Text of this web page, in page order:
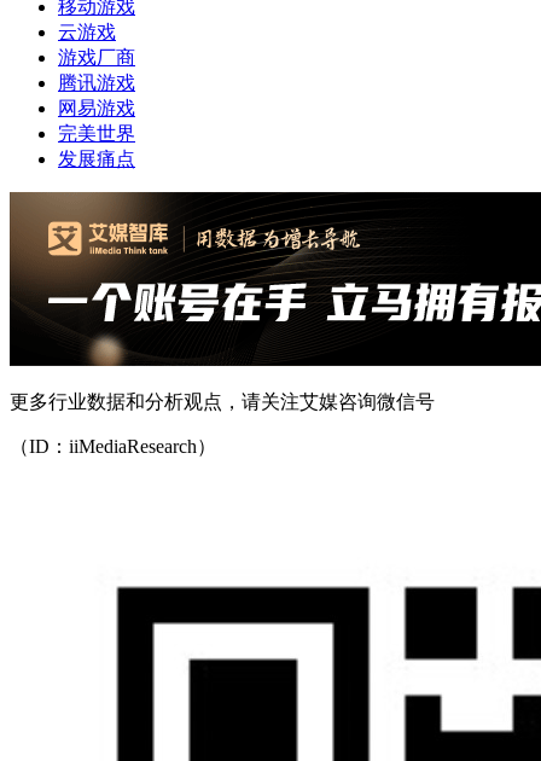
移动游戏
云游戏
游戏厂商
腾讯游戏
网易游戏
完美世界
发展痛点
更多行业数据和分析观点，请关注艾媒咨询微信号
（ID：iiMediaResearch）